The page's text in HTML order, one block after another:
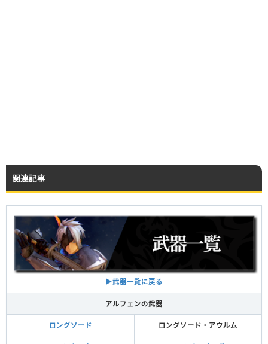
関連記事
▶︎武器一覧に戻る
アルフェンの武器
ロングソード ロングソード・アウルム